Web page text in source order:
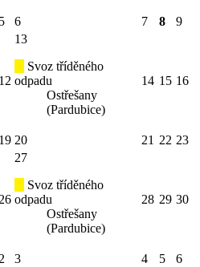
5 6 7 8
9
12
13
Svoz tříděného
odpadu
Ostřešany
(Pardubice)
14 15 16
19 20 21 22 23
26
27
Svoz tříděného
odpadu
Ostřešany
(Pardubice)
28 29 30
2 3 4 5
6